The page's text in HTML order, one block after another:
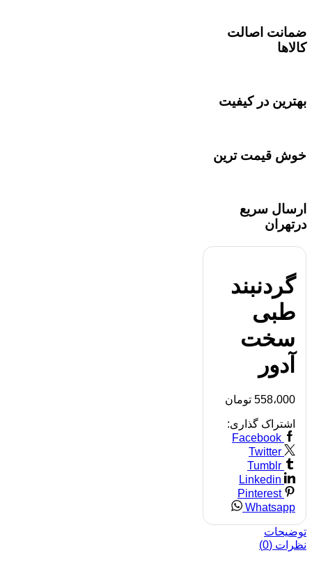
ضمانت اصالت
کالاها
بهترین در کیفیت
خوش قیمت ترین
ارسال سریع
درتهران
گردنبند
طبی
سخت
آدور
558،000 تومان
اشتراک گذاری:
Facebook
Twitter
Tumblr
Linkedin
Pinterest
Whatsapp
توضیحات
نظرات (0)